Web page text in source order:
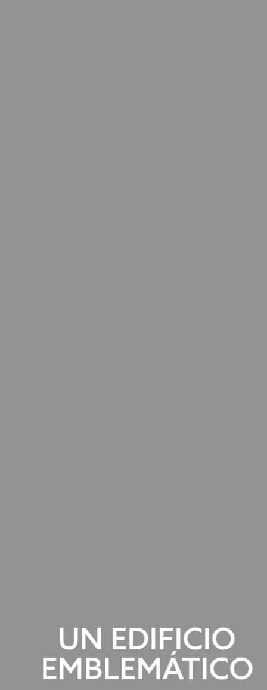
UN EDIFICIO
EMBLEMÁTICO